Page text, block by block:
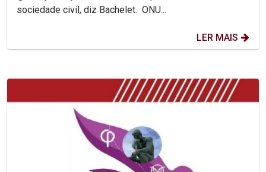
sociedade civil, diz Bachelet. ONU...
LER MAIS